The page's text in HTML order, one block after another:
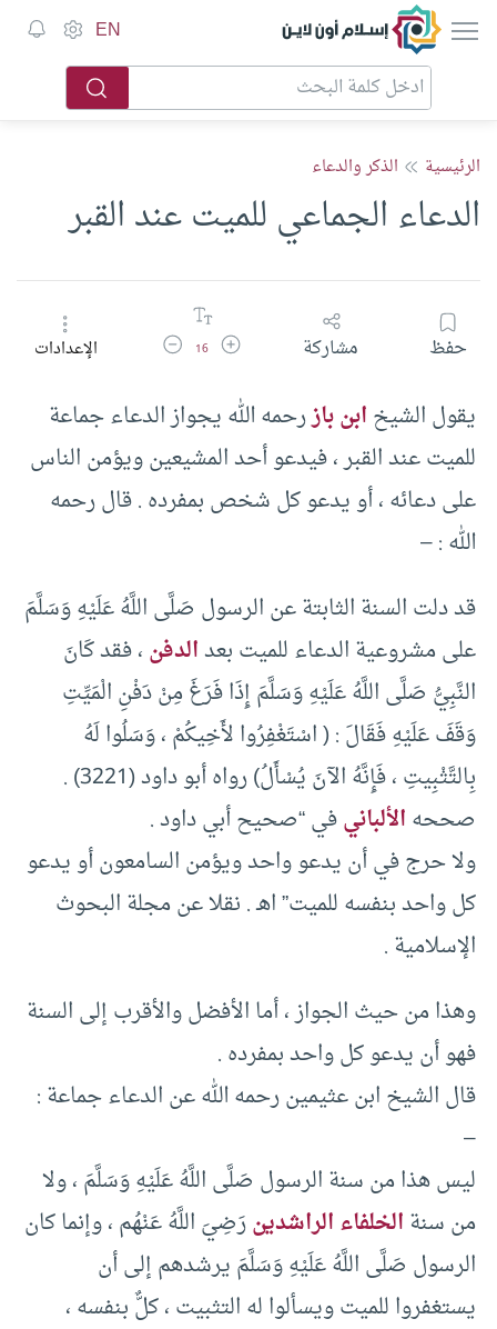
إسلام أون لاين EN
الرئيسية الذكر والدعاء
الدعاء الجماعي للميت عند القبر
حفظ مشاركة زيادة حجم الخط
16 تقليل حجم الخطالإعدادات
يقول الشيخابن بازرحمه الله يجواز الدعاء جماعة
للميت عند القبر ، فيدعو أحد المشيعين ويؤمن الناس
على دعائه ، أو يدعو كل شخص بمفرده . قال رحمه
الله : –
قد دلت السنة الثابتة عن الرسول صَلَّى اللَّهُ عَلَيْهِ وَسَلَّمَ
على مشروعية الدعاء للميت بعدالدفن، فقد كَانَ
النَّبِيُّ صَلَّى اللَّهُ عَلَيْهِ وَسَلَّمَ إِذَا فَرَغَ مِنْ دَفْنِ الْمَيِّتِ
وَقَفَ عَلَيْهِ فَقَالَ : ( اسْتَغْفِرُوا لأَخِيكُمْ ، وَسَلُوا لَهُ
بِالتَّثْبِيتِ ، فَإِنَّهُ الآنَ يُسْأَلُ) رواه أبو داود (3221) .
صححهالألبانيفي “صحيح أبي داود .
ولا حرج في أن يدعو واحد ويؤمن السامعون أو يدعو
كل واحد بنفسه للميت” اهـ . نقلا عن مجلة البحوث
الإسلامية .
وهذا من حيث الجواز ، أما الأفضل والأقرب إلى السنة
فهو أن يدعو كل واحد بمفرده .
قال الشيخ ابن عثيمين رحمه الله عن الدعاء جماعة :
–
ليس هذا من سنة الرسول صَلَّى اللَّهُ عَلَيْهِ وَسَلَّمَ ، ولا
من سنةالخلفاء الراشدينرَضِيَ اللَّهُ عَنْهُم ، وإنما كان
الرسول صَلَّى اللَّهُ عَلَيْهِ وَسَلَّمَ يرشدهم إلى أن
يستغفروا للميت ويسألوا له التثبيت ، كلٌّ بنفسه ،